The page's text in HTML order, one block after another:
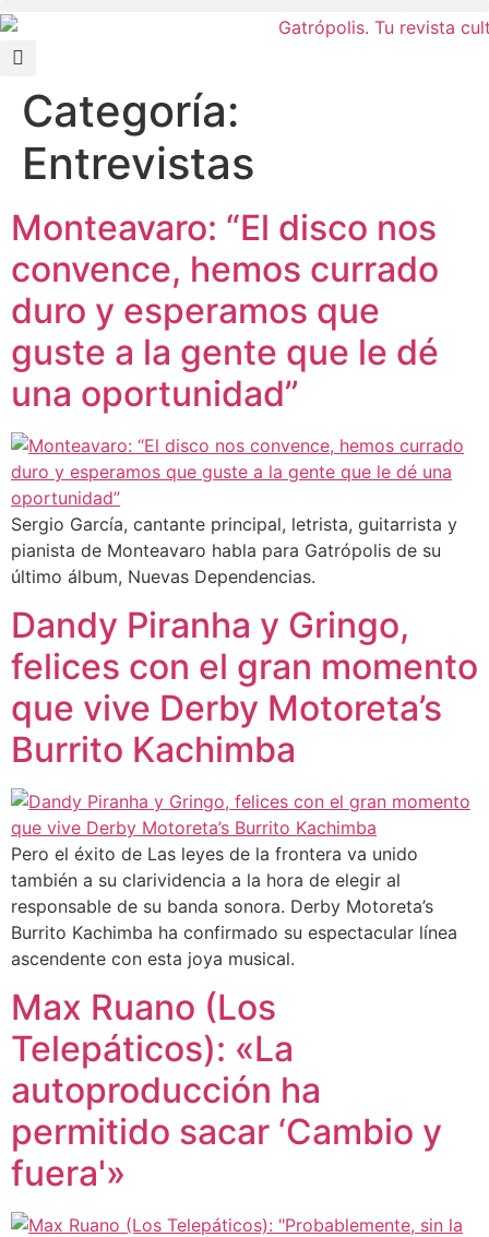
Categoría:
Entrevistas
Monteavaro: “El disco nos
convence, hemos currado
duro y esperamos que
guste a la gente que le dé
una oportunidad”
Sergio García, cantante principal, letrista, guitarrista y
pianista de Monteavaro habla para Gatrópolis de su
último álbum, Nuevas Dependencias.
Dandy Piranha y Gringo,
felices con el gran momento
que vive Derby Motoreta’s
Burrito Kachimba
Pero el éxito de Las leyes de la frontera va unido
también a su clarividencia a la hora de elegir al
responsable de su banda sonora. Derby Motoreta’s
Burrito Kachimba ha confirmado su espectacular línea
ascendente con esta joya musical.
Max Ruano (Los
Telepáticos): «La
autoproducción ha
permitido sacar ‘Cambio y
fuera'»